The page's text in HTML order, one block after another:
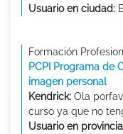
Usuario en ciudad:
Formación
PCPI Programa de
imagen personal
Kendrick: Ola
curso ya que no
Usuario en